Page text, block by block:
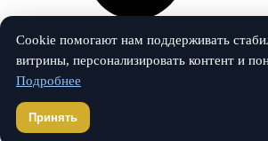
Vk
Cookie помогают нам поддерживать
витрины, персонализировать контент и
Подробнее
Принять